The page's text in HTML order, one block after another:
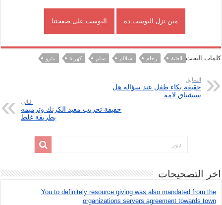
مين نزل البوست ده البوست على صفحتنا
كلمات البحث العتبة زحام سلالم سلم كهربة مترو
السابق
حقيقة بكاء طفل عند سؤاله هل
سيشتاق لامه.
التالي
حقيقة تخريب معبد الكرنك وترميمه
بطريقة غلط
اخر التصحيحات
You to definitely resource giving was also mandated from the
organizations servers agreement towards town